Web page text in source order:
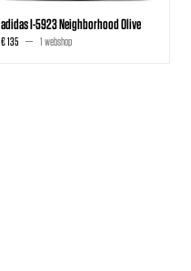
adidas I-5923 Neighborhood Olive
€ 135 1 webshop